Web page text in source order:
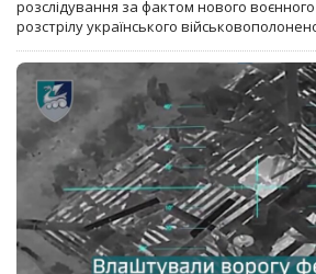
розслідування за фактом нового
розстрілу українського